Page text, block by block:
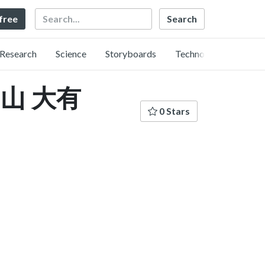
Search
Research Science Storyboards Technology
大有 0 Stars